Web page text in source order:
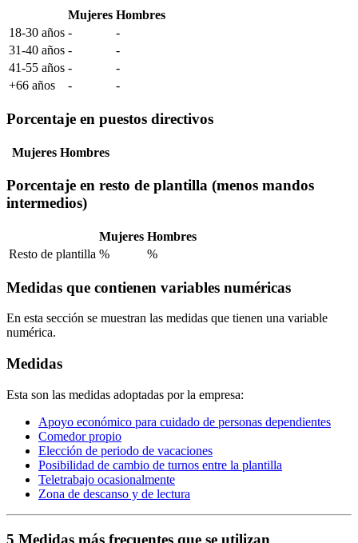
Mujeres Hombres
18-30 años -
-
31-40 años -
-
41-55 años -
-
+66 años
- -
Porcentaje en puestos directivos
Mujeres Hombres
Porcentaje en resto de plantilla (menos mandos
intermedios)
Mujeres Hombres
Resto de plantilla % %
Medidas que contienen variables numéricas
En esta sección se muestran las medidas que tienen una variable
numérica.
Medidas
Esta son las medidas adoptadas por la empresa:
Apoyo económico para cuidado de personas dependientes
Comedor propio
Elección de periodo de vacaciones
Posibilidad de cambio de turnos entre la plantilla
Teletrabajo ocasionalmente
Zona de descanso y de lectura
5 Medidas más frecuentes que se utilizan